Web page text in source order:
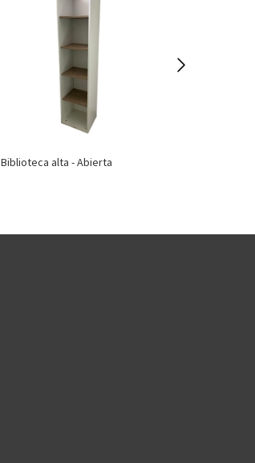
Biblioteca alta - Abierta